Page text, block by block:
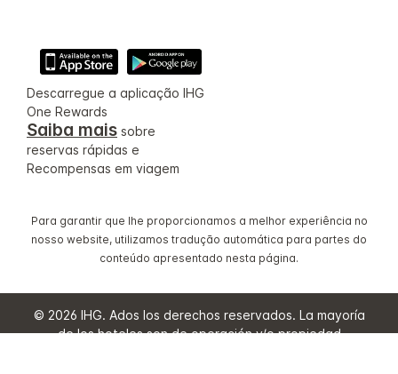
Descarregue a aplicação IHG
One Rewards
Saiba mais sobre
reservas rápidas e
Recompensas em viagem
Para garantir que lhe proporcionamos a melhor experiência no
nosso website, utilizamos tradução automática para partes do
conteúdo apresentado nesta página.
© 2026 IHG. Ados los derechos reservados. La mayoría
de los hoteles son de operación y/o propiedad